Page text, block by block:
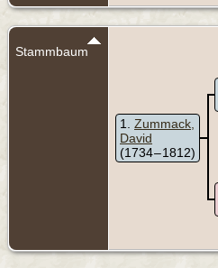
Stammbaum
1
Zummack,
David
(1734 – 1812)